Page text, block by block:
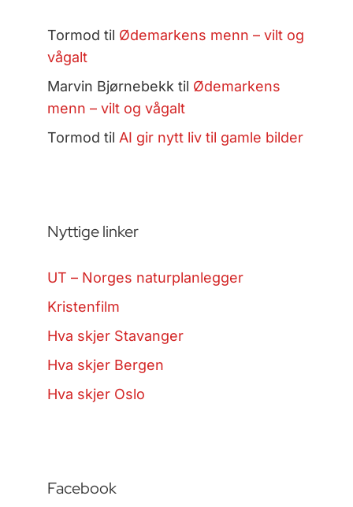
Tormod til Ødemarkens menn – vilt og
vågalt
Marvin Bjørnebekk til Ødemarkens
menn – vilt og vågalt
Tormod til AI gir nytt liv til gamle bilder
Nyttige linker
UT – Norges naturplanlegger
Kristenfilm
Hva skjer Stavanger
Hva skjer Bergen
Hva skjer Oslo
Facebook